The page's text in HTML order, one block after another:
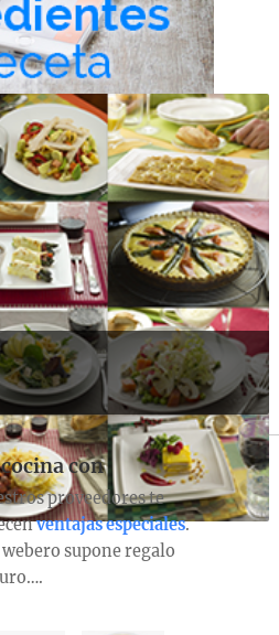
con
proveedores te
ventajas especiales.
webero supone regalo